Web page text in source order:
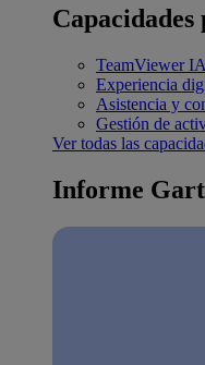
TeamViewer IA
Experiencia
Asistencia y
Gestión de
Ver todas las
Informe